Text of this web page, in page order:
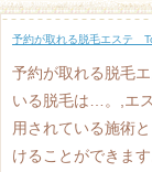
予約が取れる脱毛エステ
予約が取れる脱毛
いる脱毛は…。,エ
用されている施術
けることができま